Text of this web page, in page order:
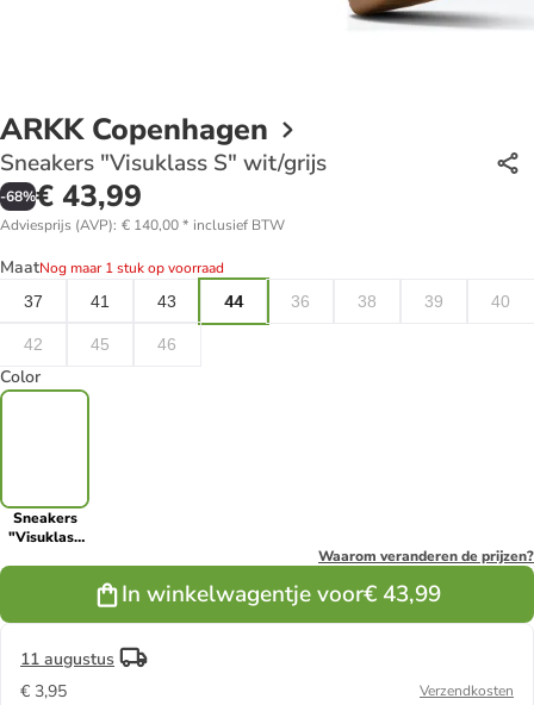
ARKK Copenhagen
Sneakers "Visuklass S" wit/grijs
-68%€ 43,99
Adviesprijs (AVP): € 140,00* inclusief BTW
MaatNog maar 1 stuk op voorraad
37
41 43 44 36 38 39 40
42 45 46
Color
Sneakers
"Visuklass
Waarom veranderen de prijzen?
In winkelwagentje voor€ 43,99
11 augustus
€ 3,95
Verzendkosten